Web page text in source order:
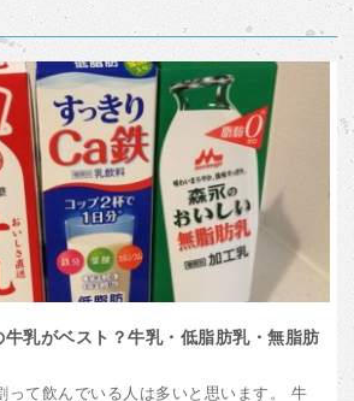
乳がベスト？牛乳・低脂肪乳・無脂肪
って飲んでいる人は多いと思います。 牛